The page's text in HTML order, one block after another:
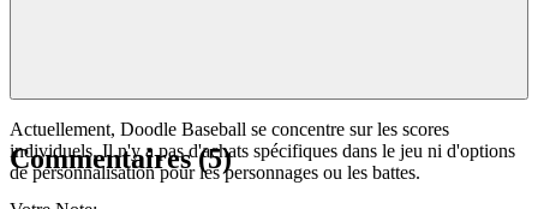
Actuellement, Doodle Baseball se concentre sur les scores
individuels. Il n'y a pas d'achats spécifiques dans le jeu ni d'options
de personnalisation pour les personnages ou les battes.
Commentaires(5)